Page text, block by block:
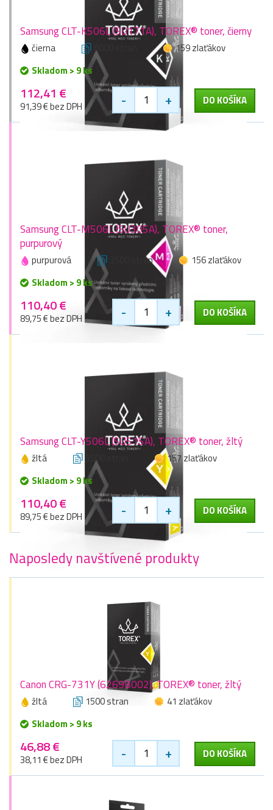
Samsung CLT-K506L (SU171A), TOREX® toner, čierny
čierna 6000 stran
159 zlaťákov
Skladom > 9 ks
112,41 €
91,39 € bez DPH - + DO KOŠÍKA
Samsung CLT-M506L (SU305A), TOREX® toner,
purpurový
purpurová 3500 stran
156 zlaťákov
Skladom > 9 ks
110,40 €
89,75 € bez DPH - + DO KOŠÍKA
Samsung CLT-Y506L (SU515A), TOREX® toner, žltý
žltá 3500 stran
157 zlaťákov
Skladom > 9 ks
110,40 €
89,75 € bez DPH - + DO KOŠÍKA
Naposledy navštívené produkty
Canon CRG-731Y (6269B002), TOREX® toner, žltý
žltá 1500 stran
41 zlaťákov
Skladom > 9 ks
46,88 €
38,11 € bez DPH - + DO KOŠÍKA